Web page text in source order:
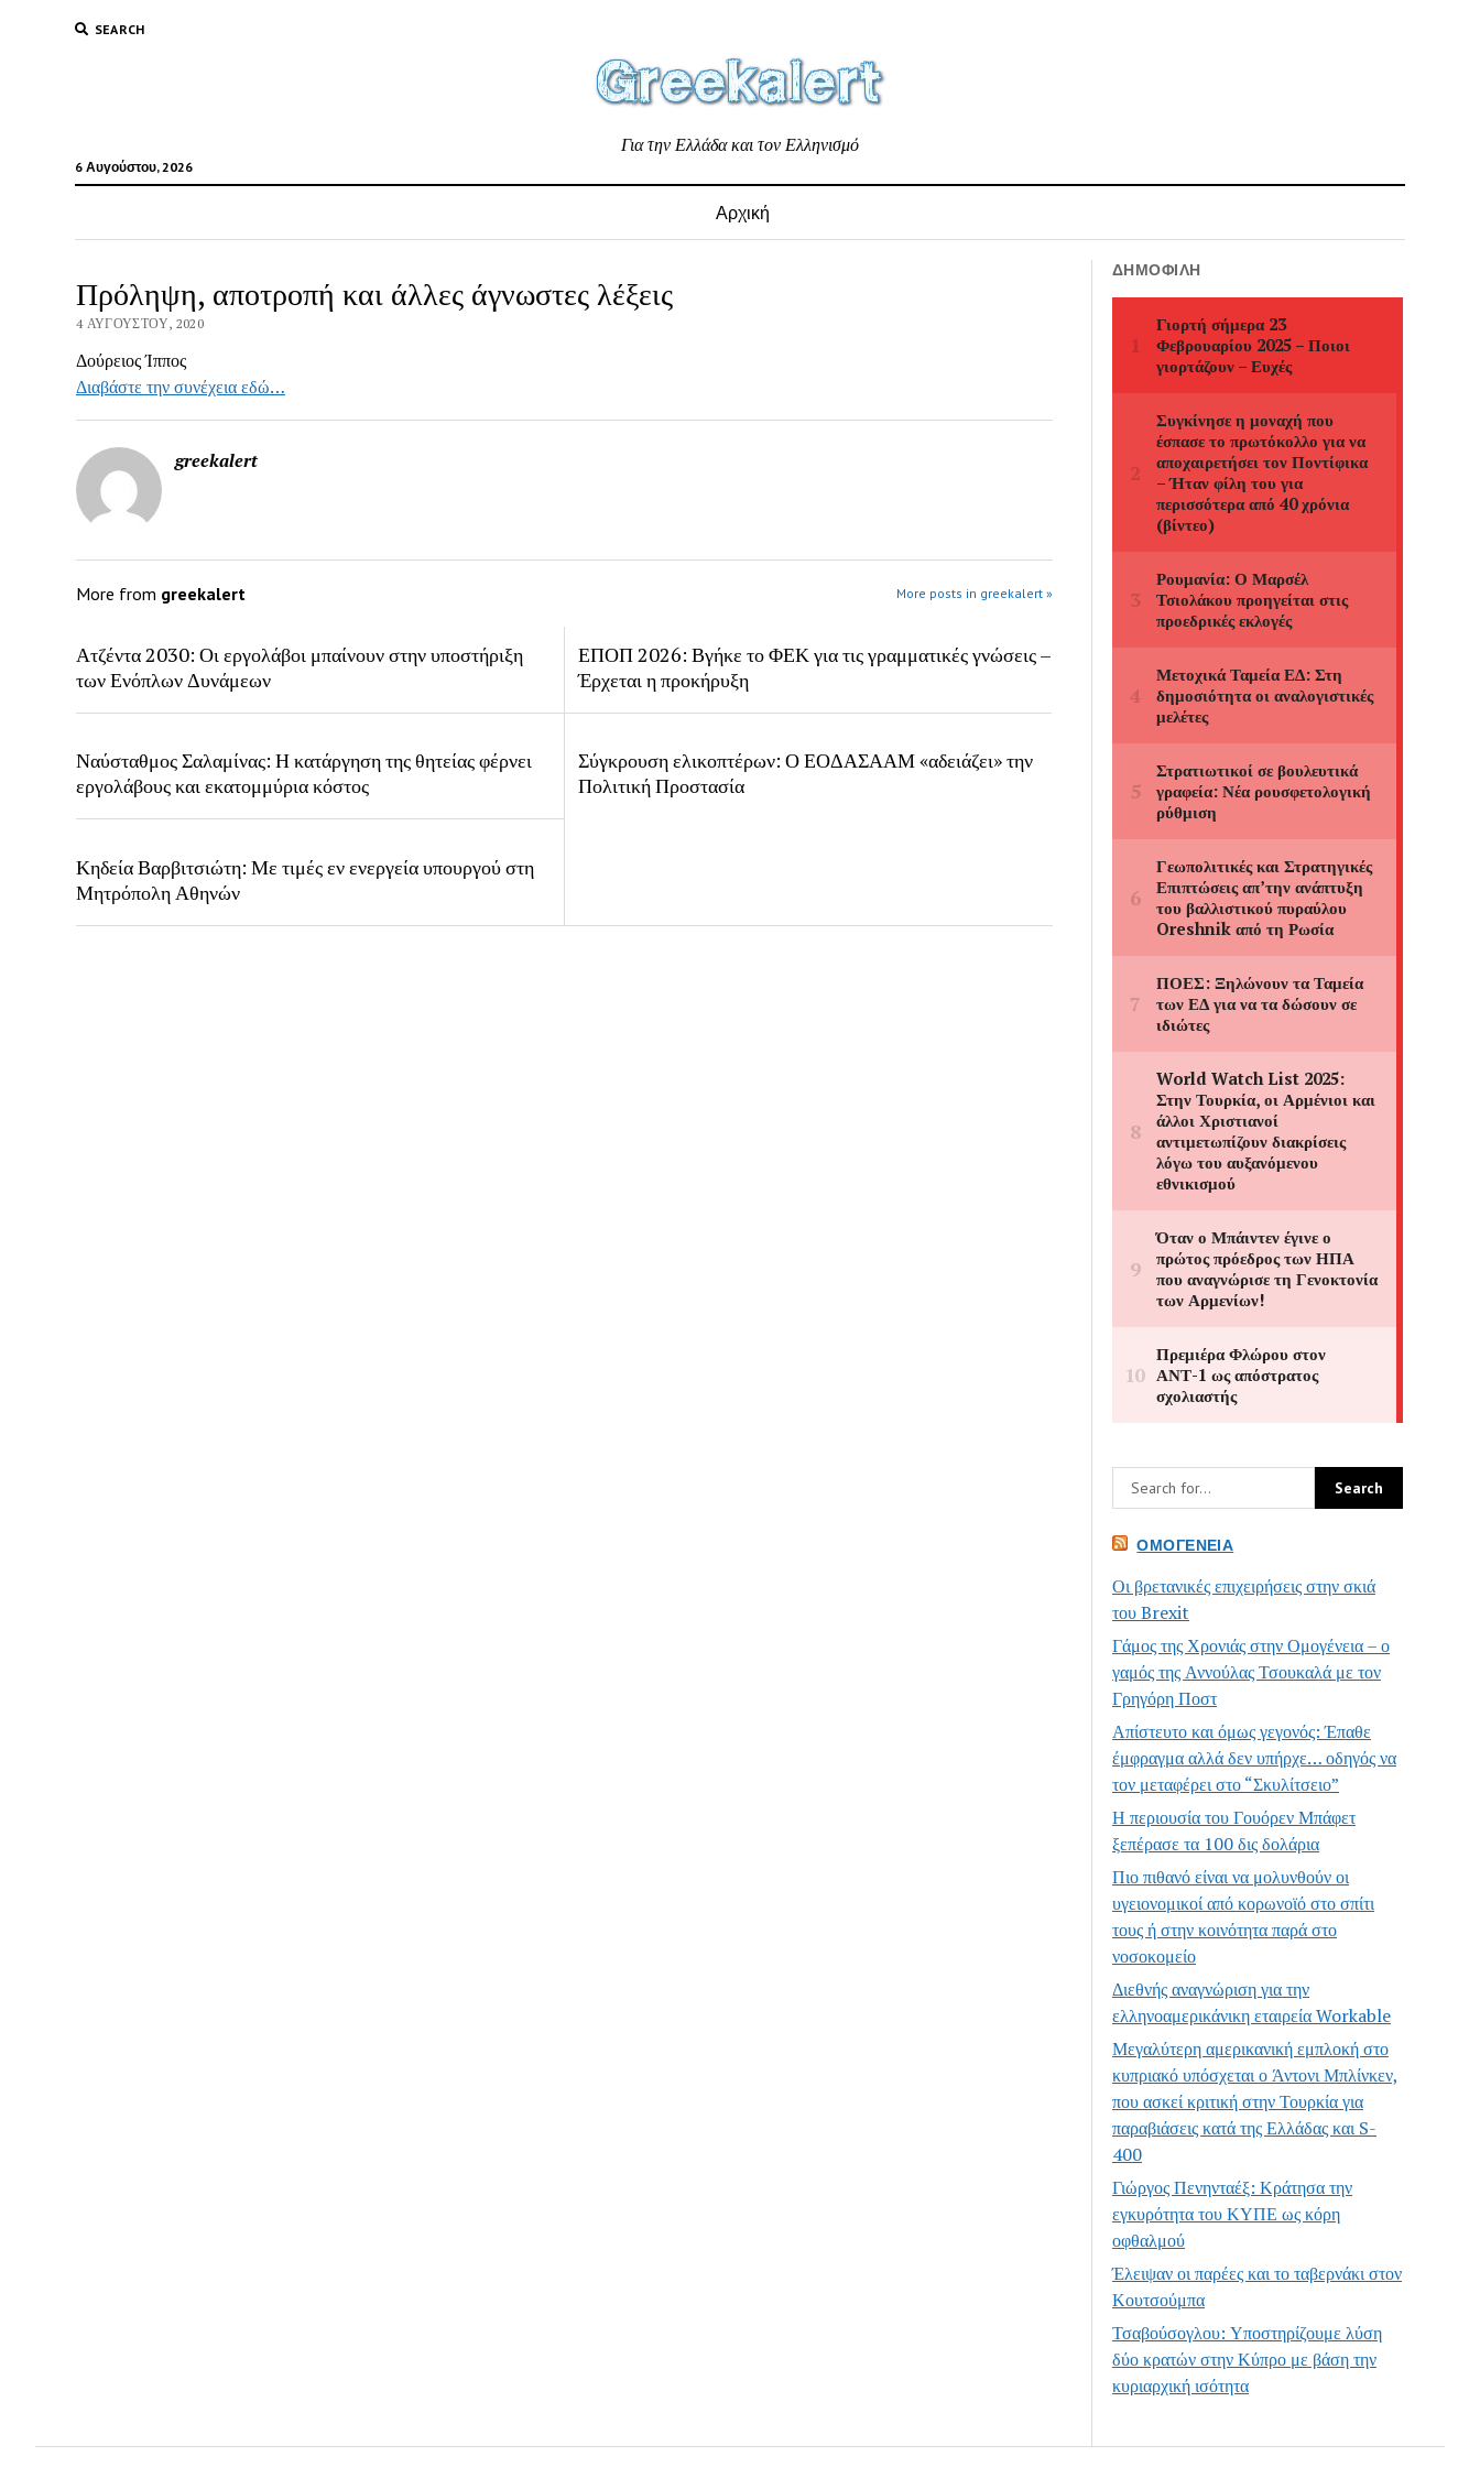
SEARCH
6 Αυγούστου, 2026
Για την Ελλάδα και τον Ελληνισμό
Αρχική
Πρόληψη, αποτροπή και άλλες άγνωστες λέξεις
4 ΑΥΓΟΎΣΤΟΥ, 2020
Δούρειος Ίππος
Διαβάστε την συνέχεια εδώ…
greekalert
More from greekalert More posts in greekalert »
Ατζέντα 2030: Οι εργολάβοι μπαίνουν στην υποστήριξη
των Ενόπλων Δυνάμεων
ΕΠΟΠ 2026: Βγήκε το ΦΕΚ για τις γραμματικές γνώσεις –
Έρχεται η προκήρυξη
Ναύσταθμος Σαλαμίνας: Η κατάργηση της θητείας φέρνει
εργολάβους και εκατομμύρια κόστος
Σύγκρουση ελικοπτέρων: Ο ΕΟΔΑΣΑΑΜ «αδειάζει» την
Πολιτική Προστασία
Κηδεία Βαρβιτσιώτη: Με τιμές εν ενεργεία υπουργού στη
Μητρόπολη Αθηνών
ΔΗΜΟΦΙΛΉ
ΟΜΟΓΈΝΕΙΑ
Οι βρετανικές επιχειρήσεις στην σκιά
του Brexit
Γάμος της Χρονιάς στην Ομογένεια – ο
γαμός της Αννούλας Τσουκαλά με τον
Γρηγόρη Ποστ
Απίστευτο και όμως γεγονός: Έπαθε
έμφραγμα αλλά δεν υπήρχε… οδηγός να
τον μεταφέρει στο “Σκυλίτσειο”
Η περιουσία του Γουόρεν Μπάφετ
ξεπέρασε τα 100 δις δολάρια
Πιο πιθανό είναι να μολυνθούν οι
υγειονομικοί από κορωνοϊό στο σπίτι
τους ή στην κοινότητα παρά στο
νοσοκομείο
Διεθνής αναγνώριση για την
ελληνοαμερικάνικη εταιρεία Workable
Μεγαλύτερη αμερικανική εμπλοκή στο
κυπριακό υπόσχεται ο Άντονι Μπλίνκεν,
που ασκεί κριτική στην Τουρκία για
παραβιάσεις κατά της Ελλάδας και S-
400
Γιώργος Πενηνταέξ: Κράτησα την
εγκυρότητα του ΚΥΠΕ ως κόρη
οφθαλμού
Έλειψαν οι παρέες και το ταβερνάκι στον
Κουτσούμπα
Τσαβούσογλου: Υποστηρίζουμε λύση
δύο κρατών στην Κύπρο με βάση την
κυριαρχική ισότητα